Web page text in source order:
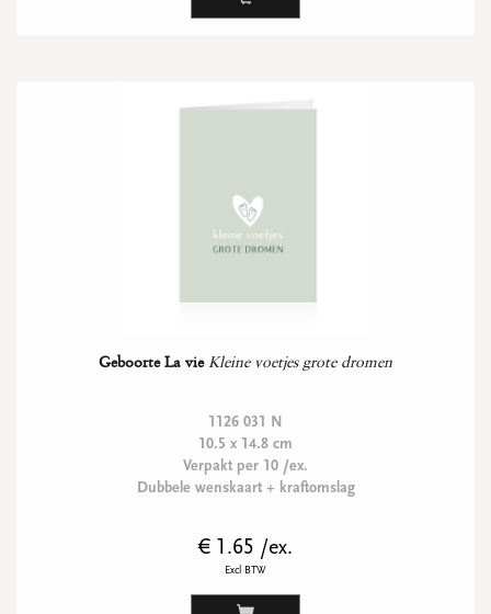
Geboorte La vie Kleine voetjes grote dromen
1126 031 N
10.5 x 14.8 cm
Verpakt per 10 /ex.
Dubbele wenskaart + kraftomslag
€ 1.65 /ex.
Excl BTW